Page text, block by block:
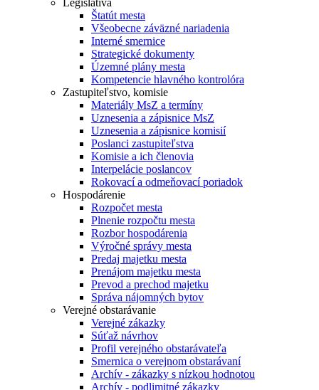
Legislatíva
Štatút mesta
Všeobecne záväzné nariadenia
Interné smernice
Strategické dokumenty
Územné plány mesta
Kompetencie hlavného kontrolóra
Zastupiteľstvo, komisie
Materiály MsZ a termíny
Uznesenia a zápisnice MsZ
Uznesenia a zápisnice komisií
Poslanci zastupiteľstva
Komisie a ich členovia
Interpelácie poslancov
Rokovací a odmeňovací poriadok
Hospodárenie
Rozpočet mesta
Plnenie rozpočtu mesta
Rozbor hospodárenia
Výročné správy mesta
Predaj majetku mesta
Prenájom majetku mesta
Prevod a prechod majetku
Správa nájomných bytov
Verejné obstarávanie
Verejné zákazky
Súťaž návrhov
Profil verejného obstarávateľa
Smernica o verejnom obstarávaní
Archív - zákazky s nízkou hodnotou
Archív - podlimitné zákazky